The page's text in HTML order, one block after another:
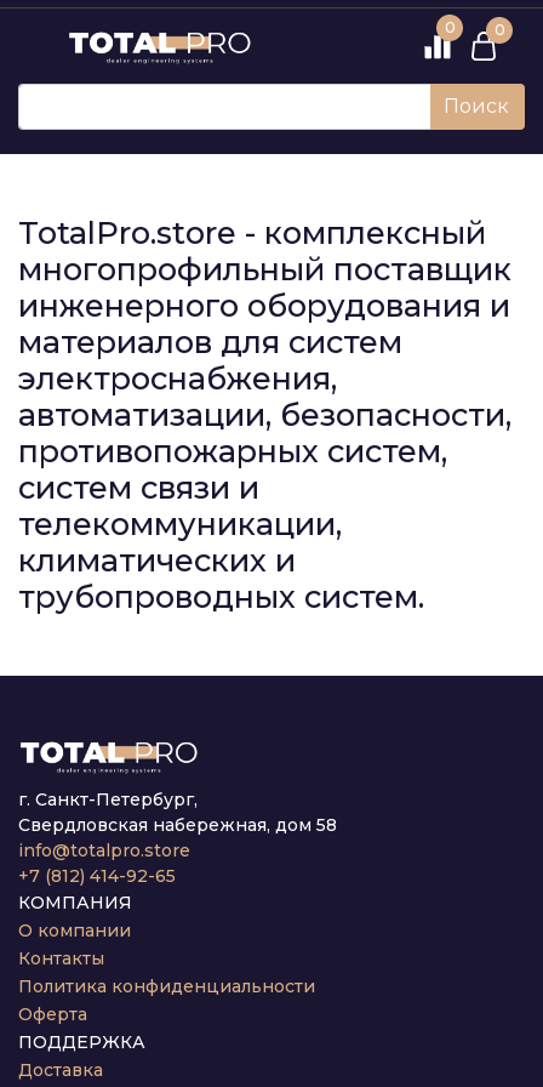
0 0
Поиск
TotalPro.store - комплексный
многопрофильный поставщик
инженерного оборудования и
материалов для систем
электроснабжения,
автоматизации, безопасности,
противопожарных систем,
систем связи и
телекоммуникации,
климатических и
трубопроводных систем.
г. Санкт-Петербург,
Свердловская набережная, дом 58
info@totalpro.store
+7 (812) 414-92-65
КОМПАНИЯ
О компании
Контакты
Политика конфиденциальности
Оферта
ПОДДЕРЖКА
Доставка